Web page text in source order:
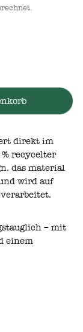
direkt im
% recycelter
das material
wird auf
– mit
einem